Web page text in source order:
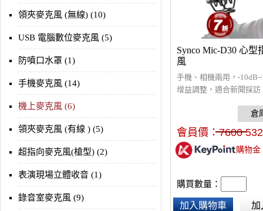
領夾麥克風 (無線) (10)
USB 電腦數位麥克風 (5)
防噴口水罩 (1)
手機麥克風 (14)
機上麥克風 (6)
領夾麥克風 (有線 ) (5)
超指向麥克風(槍型) (2)
表演現場立體收音 (1)
錄音室麥克風 (9)
Synco Mic-D30 心型
風
手機、相機兩用，-
增益調整，適合新聞採訪
聽，75Hz/150Hz兩段低
整，減少低頻噪音，附
少操作干擾，內建電池使
孔充電。
會員價：7600
購物金
購買數量：
加入購物車
加